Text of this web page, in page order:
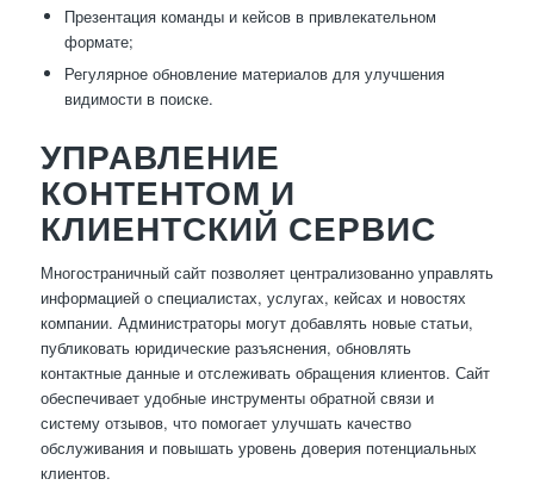
Презентация команды и кейсов в привлекательном
формате;
Регулярное обновление материалов для улучшения
видимости в поиске.
УПРАВЛЕНИЕ
КОНТЕНТОМ И
КЛИЕНТСКИЙ СЕРВИС
Многостраничный сайт позволяет централизованно управлять
информацией о специалистах, услугах, кейсах и новостях
компании. Администраторы могут добавлять новые статьи,
публиковать юридические разъяснения, обновлять
контактные данные и отслеживать обращения клиентов. Сайт
обеспечивает удобные инструменты обратной связи и
систему отзывов, что помогает улучшать качество
обслуживания и повышать уровень доверия потенциальных
клиентов.